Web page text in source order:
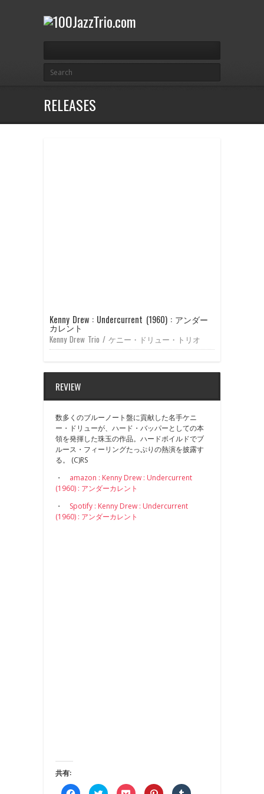
RELEASES
Kenny Drew : Undercurrent (1960) : アンダー
カレント
Kenny Drew Trio / ケニー・ドリュー・トリオ
REVIEW
数多くのブルーノート盤に貢献した名手ケニ
ー・ドリューが、ハード・バッパーとしての本
領を発揮した珠玉の作品。ハードボイルドでブ
ルース・フィーリングたっぷりの熱演を披露す
る。 (C)RS
・ amazon : Kenny Drew : Undercurrent
(1960) : アンダーカレント
・ Spotify : Kenny Drew : Undercurrent
(1960) : アンダーカレント
共有:
Facebookク ク ク ク